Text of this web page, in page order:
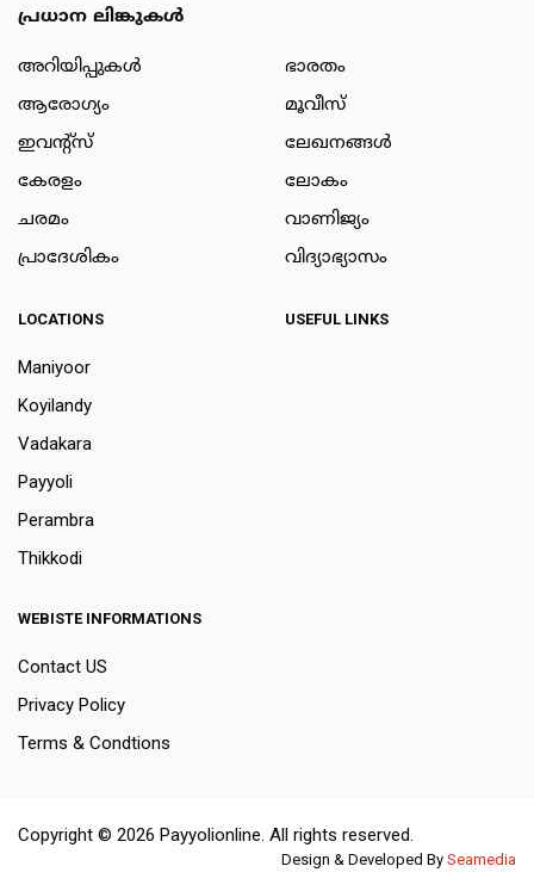
പ്രധാന ലിങ്കുകൾ
അറിയിപ്പുകള്‍
ആരോഗ്യം
ഇവന്റ്സ്
കേരളം
ചരമം
പ്രാദേശികം
ഭാരതം
മൂവീസ്
ലേഖനങ്ങള്‍
ലോകം
വാണിജ്യം
വിദ്യാഭ്യാസം
LOCATIONS
Maniyoor
Koyilandy
Vadakara
Payyoli
Perambra
Thikkodi
USEFUL LINKS
WEBISTE INFORMATIONS
Contact US
Privacy Policy
Terms & Condtions
Copyright © 2026 Payyolionline. All rights reserved.
Design & Developed By Seamedia